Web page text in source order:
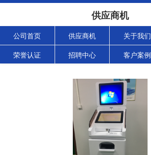
供应商机
公司首页 供应商机 关于我们
荣誉认证 招聘中心 客户案例